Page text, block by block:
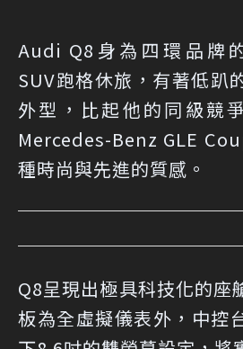
Audi Q8身為四環品牌
SUV跑格休旅，有著低趴
外型，比起他的同級競
Mercedes-Benz GLE
種時尚與先進的質感。
Q8呈現出極具科技化的座
板為全虛擬儀表外，中控